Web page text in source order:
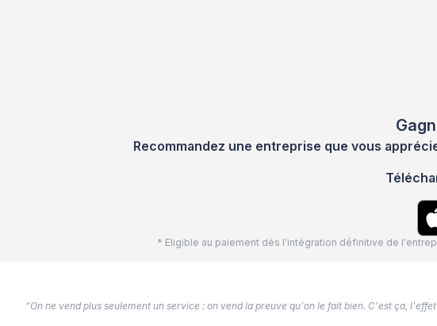
Recommandez une entreprise que vous
* Eligible au paiement dès l'intégration définitive de
“On ne vend plus seulement un service : on vend la preuve qu'on le fait bien. C'est ça, l'effet